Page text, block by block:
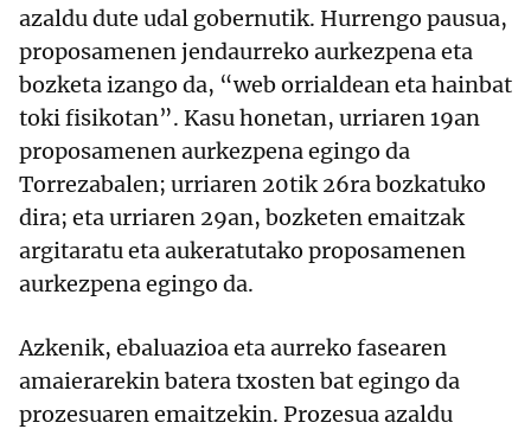
azaldu dute udal gobernutik. Hurrengo pausua,
proposamenen jendaurreko aurkezpena eta
bozketa izango da, “web orrialdean eta hainbat
toki fisikotan”. Kasu honetan, urriaren 19an
proposamenen aurkezpena egingo da
Torrezabalen; urriaren 20tik 26ra bozkatuko
dira; eta urriaren 29an, bozketen emaitzak
argitaratu eta aukeratutako proposamenen
aurkezpena egingo da.
Azkenik, ebaluazioa eta aurreko fasearen
amaierarekin batera txosten bat egingo da
prozesuaren emaitzekin. Prozesua azaldu